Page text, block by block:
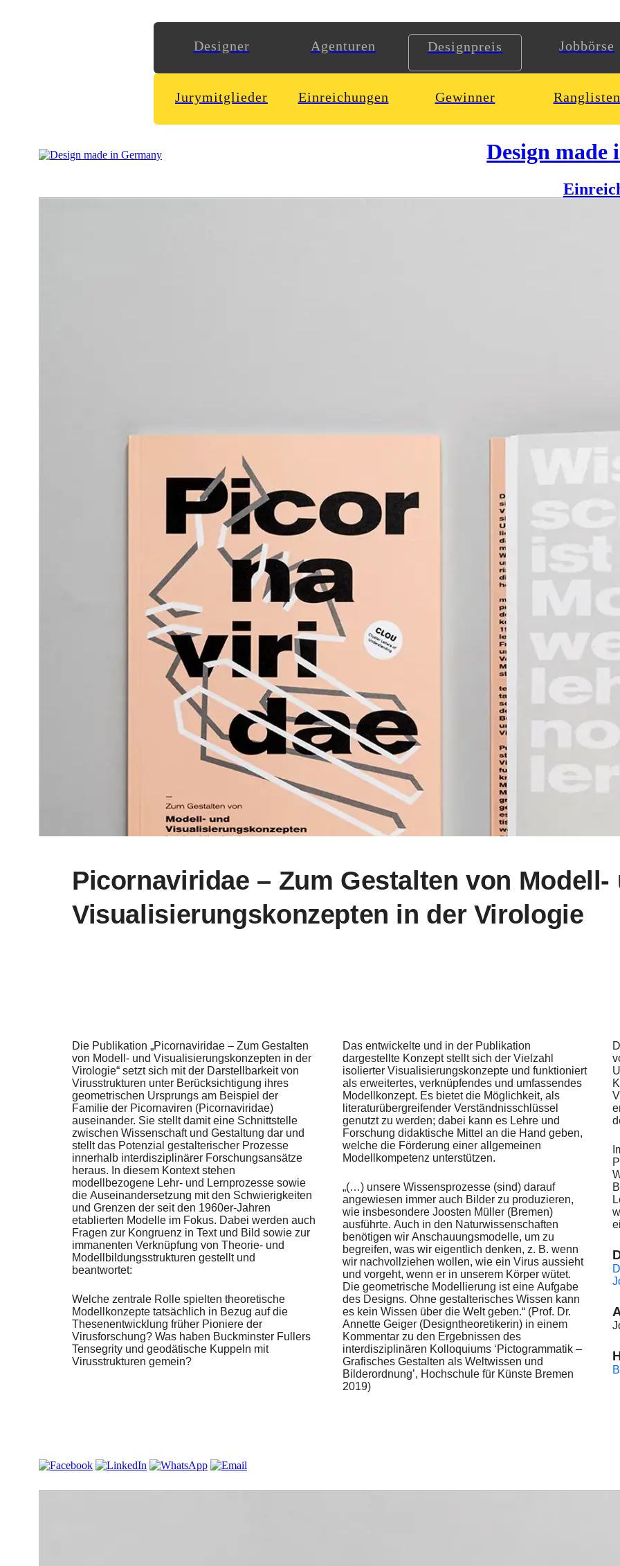
Designer Agenturen Designpreis Jobbörse
Jurymitglieder Einreichungen Gewinner Ranglisten
Design made
Die gestalterisch-wissenschaftliche Masterarbeit von Joosten Mueller ist im interdisziplinären Umfeld der Hochschule für Künste
der Universität Bremen entstanden. Im Kern beschäftigt sich die Arbeit mit der Visualisierbarkeit von Virusstrukturen.
Im Frühjahr 2019 wurde die Arbeit als Printpublikation durch den Exzellenzcluster „Bild Wissen Gestaltung“ der Humboldt
Letters of Understanding“ veröffentlicht. Das Buch wird durch eine Lehrtafel in Plakatform sowie einen Papiermodellbausatz
Picornaviridae – Zum Gestalten von Modell-
Visualisierungs­konzepten in der Virologie
Die Publikation „Picornaviridae – Zum Gestalten
von Modell- und Visualisierungskonzepten in der
Virologie“ setzt sich mit der Darstellbarkeit von
Virusstrukturen unter Berücksichtigung ihres
geometrischen Ursprungs am Beispiel der
Familie der Picornaviren (Picornaviridae)
auseinander. Sie stellt damit eine Schnittstelle
zwischen Wissenschaft und Gestaltung dar und
stellt das Potenzial gestalterischer Prozesse
innerhalb interdisziplinärer Forschungsansätze
heraus. In diesem Kontext stehen
modellbezogene Lehr- und Lernprozesse sowie
die Auseinandersetzung mit den Schwierigkeiten
und Grenzen der seit den 1960er-Jahren
etablierten Modelle im Fokus. Dabei werden auch
Fragen zur Kongruenz in Text und Bild sowie zur
immanenten Verknüpfung von Theorie- und
Modellbildungsstrukturen gestellt und
beantwortet:
Welche zentrale Rolle spielten theoretische
Modellkonzepte tatsächlich in Bezug auf die
Thesenentwicklung früher Pioniere der
Virusforschung? Was haben Buckminster Fullers
Tensegrity und geodätische Kuppeln mit
Virusstrukturen gemein?
Das entwickelte und in der Publikation
dargestellte Konzept stellt sich der Vielzahl
isolierter Visualisierungskonzepte und funktioniert
als erweitertes, verknüpfendes und umfassendes
Modellkonzept. Es bietet die Möglichkeit, als
literaturübergreifender Verständnisschlüssel
genutzt zu werden; dabei kann es Lehre und
Forschung didaktische Mittel an die Hand geben,
welche die Förderung einer allgemeinen
Modellkompetenz unterstützen.
„(…) unsere Wissensprozesse (sind) darauf
angewiesen immer auch Bilder zu produzieren,
wie insbesondere Joosten Müller (Bremen)
ausführte. Auch in den Naturwissenschaften
benötigen wir Anschauungsmodelle, um zu
begreifen, was wir eigentlich denken, z. B. wenn
wir nachvollziehen wollen, wie ein Virus aussieht
und vorgeht, wenn er in unserem Körper wütet.
Die geometrische Modellierung ist eine Aufgabe
des Designs. Ohne gestalterisches Wissen kann
es kein Wissen über die Welt geben.“ (Prof. Dr.
Annette Geiger (Designtheoretikerin) in einem
Kommentar zu den Ergebnissen des
interdisziplinären Kolloquiums ‘Pictogrammatik –
Grafisches Gestalten als Weltwissen und
Bilderordnung’, Hochschule für Künste Bremen
2019)